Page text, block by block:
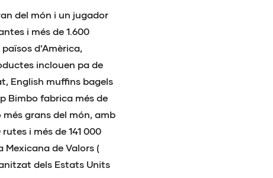
del món i un jugador
i més de 1.600
d’Amèrica,
inclouen pa de
English muffins bagels
Bimbo fabrica més de
grans del món, amb
i més de 141 000
Mexicana de Valors (
dels Estats Units